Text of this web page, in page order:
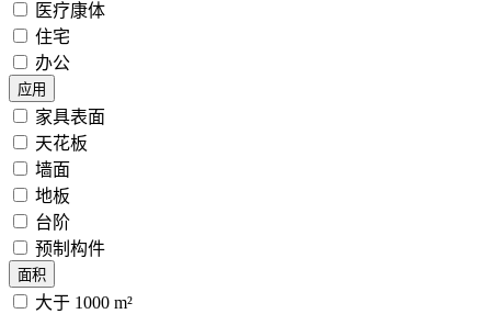
医疗康体
住宅
办公
应用
家具表面
天花板
墙面
地板
台阶
预制构件
面积
大于 1000 m²